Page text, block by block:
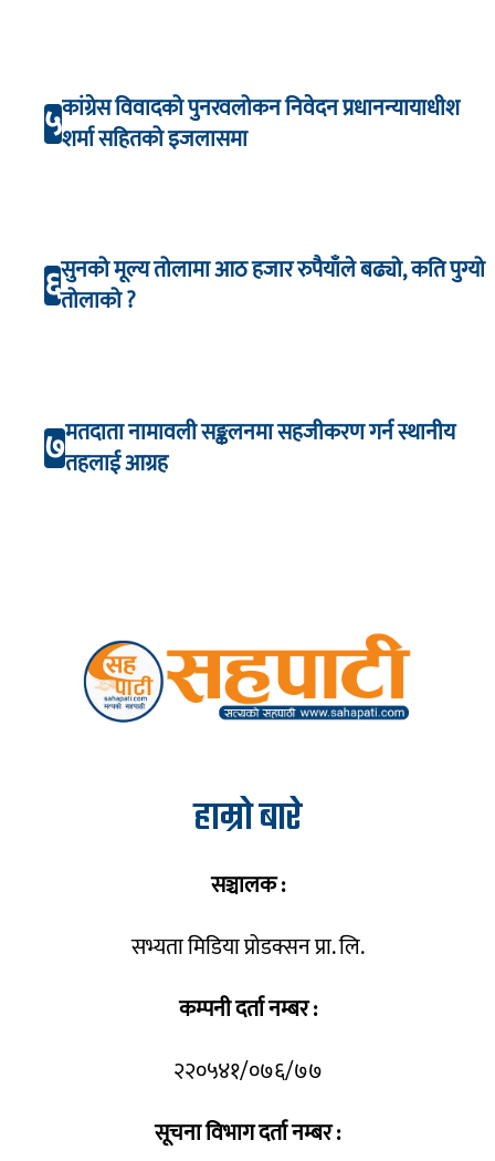
५कांग्रेस विवादको पुनरवलोकन निवेदन प्रधानन्यायाधीश
शर्मा सहितको इजलासमा
६सुनको मूल्य तोलामा आठ हजार रुपैयाँले बढ्यो, कति पुग्यो
तोलाको ?
७मतदाता नामावली सङ्कलनमा सहजीकरण गर्न स्थानीय
तहलाई आग्रह
हाम्रो बारे
सञ्चालक :
सभ्यता मिडिया प्रोडक्सन प्रा. लि.
कम्पनी दर्ता नम्बर :
२२०५४१/०७६/७७
सूचना विभाग दर्ता नम्बर :